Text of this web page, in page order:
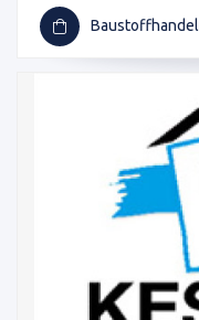
Baustoffhandel